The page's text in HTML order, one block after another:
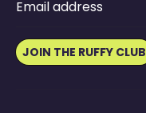
Email address
JOIN THE RUFFY CLUB